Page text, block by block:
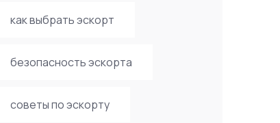
как выбрать эскорт
безопасность эскорта
советы по эскорту